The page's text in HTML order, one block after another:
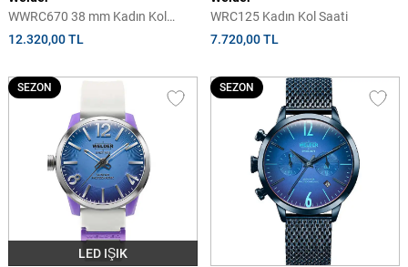
WWRC670 38 mm Kadın Kol
Saati
12.320,00 TL
WRC125 Kadın Kol Saati
7.720,00 TL
LED IŞIK
SEZON SEZON